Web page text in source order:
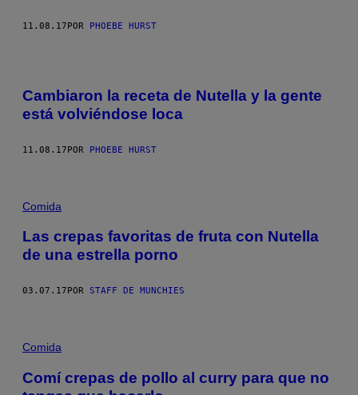
11.08.17POR PHOEBE HURST
Cambiaron la receta de Nutella y la gente
está volviéndose loca
11.08.17POR PHOEBE HURST
Comida
Las crepas favoritas de fruta con Nutella
de una estrella porno
03.07.17 POR STAFF DE MUNCHIES
Comida
Comí crepas de pollo al curry para que no